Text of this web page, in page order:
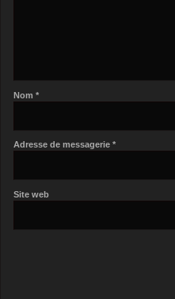
Nom*
Adresse de messagerie*
Site web